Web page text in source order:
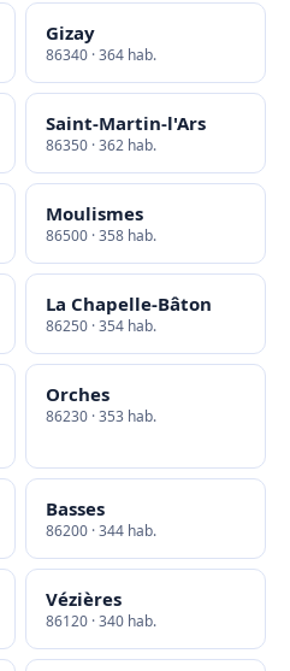
Gizay
86340 · 364 hab.
Saint-Martin-l'Ars
86350 · 362 hab.
Moulismes
86500 · 358 hab.
La Chapelle-Bâton
86250 · 354 hab.
Orches
86230 · 353 hab.
Basses
86200 · 344 hab.
Vézières
86120 · 340 hab.